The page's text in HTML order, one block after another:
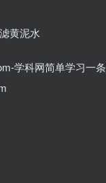
黄泥水
学科网简单学习一